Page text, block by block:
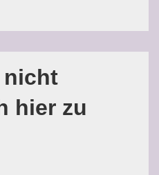
hier zu